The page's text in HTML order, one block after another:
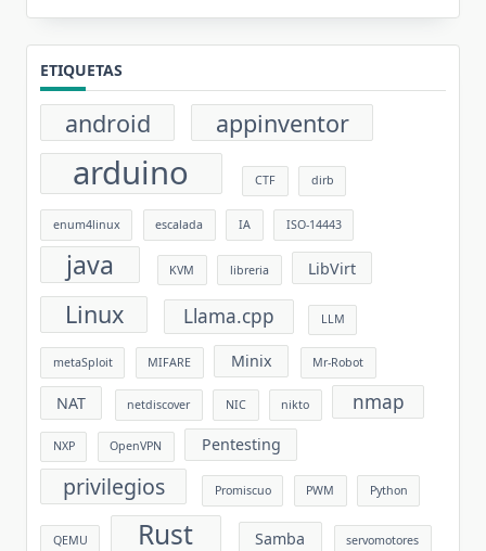
ETIQUETAS
android appinventor
arduino CTF dirb
enum4linux escalada IA ISO-14443
java KVM libreria LibVirt
Linux Llama.cpp LLM
metaSploit MIFARE Minix Mr-Robot
NAT netdiscover NIC nikto nmap
NXP OpenVPN Pentesting
privilegios Promiscuo PWM Python
QEMU Rust Samba servomotores